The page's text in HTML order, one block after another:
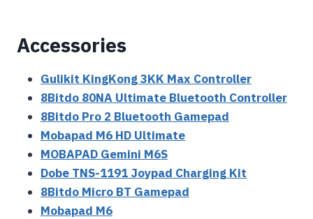
Accessories
Gulikit KingKong 3KK Max Controller
8Bitdo 80NA Ultimate Bluetooth Controller
8Bitdo Pro 2 Bluetooth Gamepad
Mobapad M6 HD Ultimate
MOBAPAD Gemini M6S
Dobe TNS-1191 Joypad Charging Kit
8Bitdo Micro BT Gamepad
Mobapad M6